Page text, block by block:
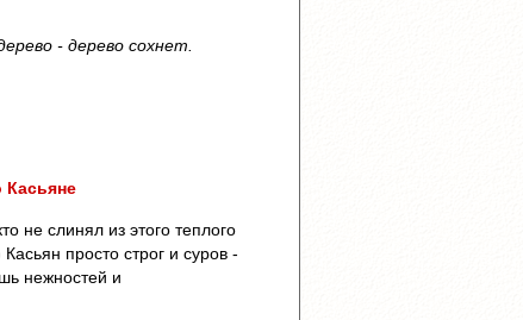
- дерево сохнет.
Касьяне
не слинял из этого теплого
просто строг и суров -
нежностей и